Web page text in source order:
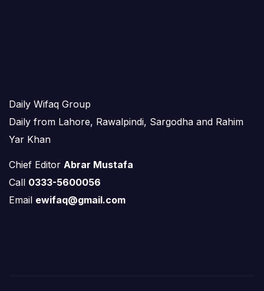
Daily Wifaq Group
Daily from Lahore, Rawalpindi, Sargodha and Rahim
Yar Khan
Chief Editor Abrar Mustafa
Call 0333-5600056
Email ewifaq@gmail.com